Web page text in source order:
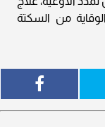
من السكتة